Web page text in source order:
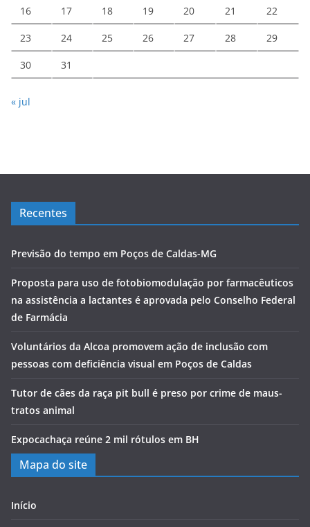
16 17 18 19 20 21 22
23 24 25 26 27 28 29
30 31
« jul
Recentes
Previsão do tempo em Poços de Caldas-MG
Proposta para uso de fotobiomodulação por farmacêuticos
na assistência a lactantes é aprovada pelo Conselho Federal
de Farmácia
Voluntários da Alcoa promovem ação de inclusão com
pessoas com deficiência visual em Poços de Caldas
Tutor de cães da raça pit bull é preso por crime de maus-
tratos animal
Expocachaça reúne 2 mil rótulos em BH
Mapa do site
Início